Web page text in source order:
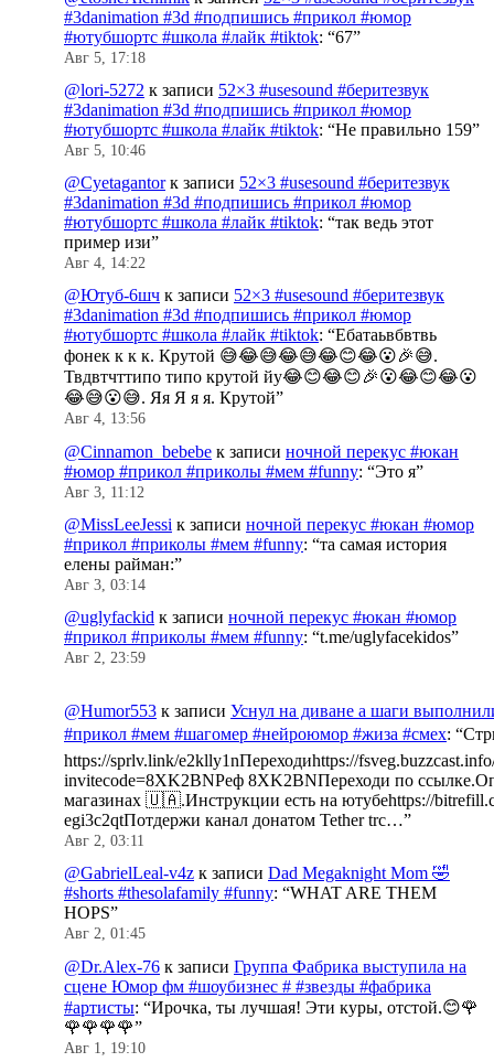
#3danimation #3d #подпишись #прикол #юмор
#ютубшортс #школа #лайк #tiktok: “67”
Авг 5, 17:18
@lori-5272 к записи 52×3 #usesound #беритезвук
#3danimation #3d #подпишись #прикол #юмор
#ютубшортс #школа #лайк #tiktok: “Не правильно 159”
Авг 5, 10:46
@Cyetagantorк записи 52×3 #usesound #беритезвук
#3danimation #3d #подпишись #прикол #юмор
#ютубшортс #школа #лайк #tiktok: “так ведь этот
пример изи”
Авг 4, 14:22
@Ютуб-6шч к записи 52×3 #usesound #беритезвук
#3danimation #3d #подпишись #прикол #юмор
#ютубшортс #школа #лайк #tiktok: “Ебатаьвбвтвь
фонек к к к. Крутой 😅😂😅😂😅😂😊😂😮🎉😅.
Твдвтчттипо типо крутой йу😂😊😂😊🎉😮😂😊😂😮
😂😅😮😅. Яя Я я я. Крутой”
Авг 4, 13:56
@Cinnamon_bebebe к записи ночной перекус #юкан
#юмор #прикол #приколы #мем #funny: “Это я”
Авг 3, 11:12
@MissLeeJessi к записи ночной перекус #юкан #юмор
#прикол #приколы #мем #funny: “та самая история
елены райман:”
Авг 3, 03:14
@uglyfackid к записи ночной перекус #юкан #юмор
#прикол #приколы #мем #funny: “t.me/uglyfacekidos”
Авг 2, 23:59
@Humor553 к записи Уснул на диване а шаги
#прикол #мем #шагомер #нейроюмор #жиза #смех: “
https://sprlv.link/e2klly1nПереходиhttps://
invitecode=8XK2BNРеф 8XK2BNПереходи по
магазинах 🇺🇦.Инструкции есть на ютубеhttps://
egi3c2qtПотдержи канал донатом Tether trc…”
Авг 2, 03:11
@GabrielLeal-v4z к записи Dad Megaknight Mom 🤣
#shorts #thesolafamily #funny: “WHAT ARE THEM
HOPS”
Авг 2, 01:45
@Dr.Alex-76 к записи Группа Фабрика выступила на
сцене Юмор фм #шоубизнес # #звезды #фабрика
#артисты: “Ирочка, ты лучшая! Эти куры, отстой.😊🌹
🌹🌹🌹🌹”
Авг 1, 19:10